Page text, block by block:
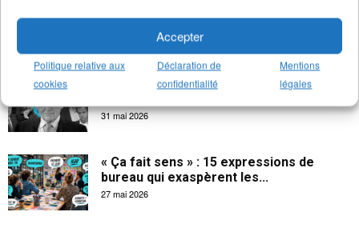
Accepter
Politique relative aux
cookies
Déclaration de
confidentialité
Mentions
légales
l’économie française
Les salaires indécents des CEOs dans la
31 mai 2026
« Ça fait sens » : 15 expressions de
bureau qui exaspèrent les...
27 mai 2026